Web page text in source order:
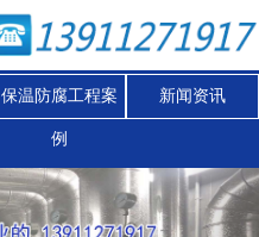
保温防腐工程案
例
新闻资讯